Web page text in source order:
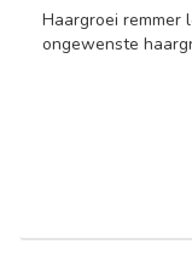
Haargroei remmer
ongewenste